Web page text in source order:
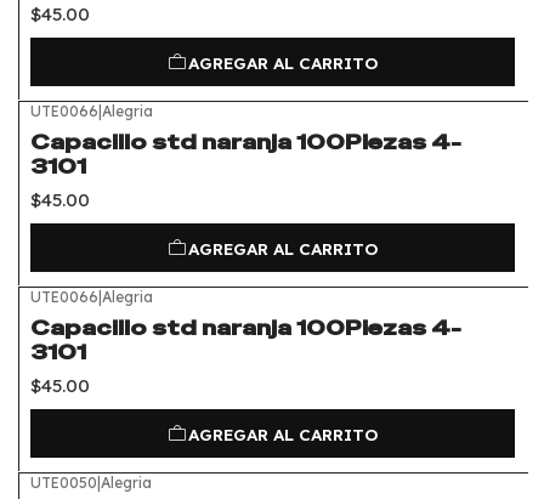
$45.00
AGREGAR AL CARRITO
UTE0066|Alegria
Capacillo std naranja 100Piezas 4-
3101
$45.00
AGREGAR AL CARRITO
UTE0066|Alegria
Capacillo std naranja 100Piezas 4-
3101
$45.00
AGREGAR AL CARRITO
UTE0050|Alegria